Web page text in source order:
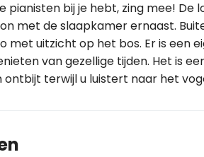
pianisten bij je hebt, zing mee!
met de slaapkamer ernaast.
met uitzicht op het bos. Er is een
van gezellige tijden. Het is
ontbijt terwijl u luistert naar het